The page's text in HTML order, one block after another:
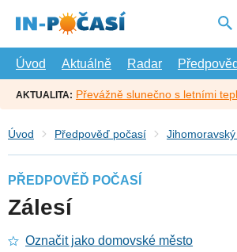
hlavní
Úvod
Aktuálně Radar
AKTUALITA: Převážně slunečno s letními
Úvod Předpověď počasí
PŘEDPOVĚĎ POČASÍ
Zálesí
Označit jako domovské město